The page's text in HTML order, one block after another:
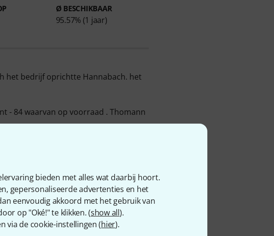
bieden met alles wat daarbij hoort.
gepersonaliseerde advertenties en het
eenvoudig akkoord met het gebruik van
op "Oké!" te klikken. (show all).
via de cookie-instellingen (hier).
Ø BESCHIKBAAR
95.57% (1 jaar)
het bedrijf oprichtte Hannabach. het
- 84 waarvan op voorraad . Thomann
maar met onze drie jaar Thomann
strings.com